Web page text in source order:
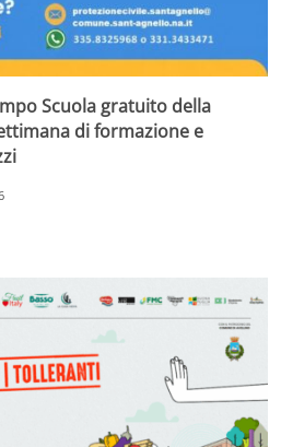
Scuola gratuito della
di formazione e